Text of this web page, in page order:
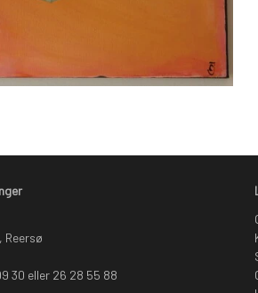
Reersø
30 eller 26 28 55 88